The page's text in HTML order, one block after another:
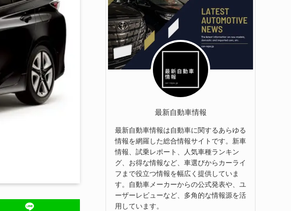
最新自動車情報
最新自動車情報は自動車に関するあらゆる
情報を網羅した総合情報サイトです。新車
情報、試乗レポート、人気車種ランキン
グ、お得な情報など、車選びからカーライ
フまで役立つ情報を幅広く提供していま
す。自動車メーカーからの公式発表や、ユ
ーザーレビューなど、多角的な情報源を活
用しています。